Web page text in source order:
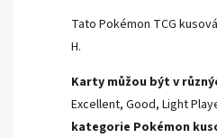
Tato Pokémon TCG
H.
Karty můžou být v
Excellent, Good, Light
kategorie Pokémon